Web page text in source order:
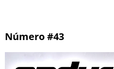
Número #43